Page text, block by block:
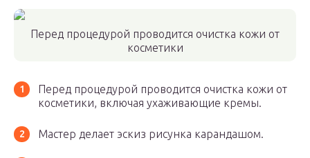
Перед процедурой проводится очистка кожи от
косметики
Перед процедурой проводится очистка кожи от
косметики, включая ухаживающие кремы.
Мастер делает эскиз рисунка карандашом.